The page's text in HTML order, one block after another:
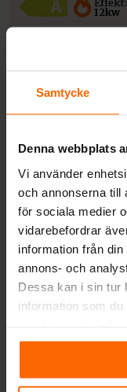
Samtycke
Denna webbplats
Vi använder
och annonserna till
för sociala medier
vidarebefordrar
information från
annons- och
Dessa kan i sin tur
information som
12kw
Effekt:
17kw
spisinsats
MBA
Pris från:63 900
Effekt:
INSATSER
MBZ